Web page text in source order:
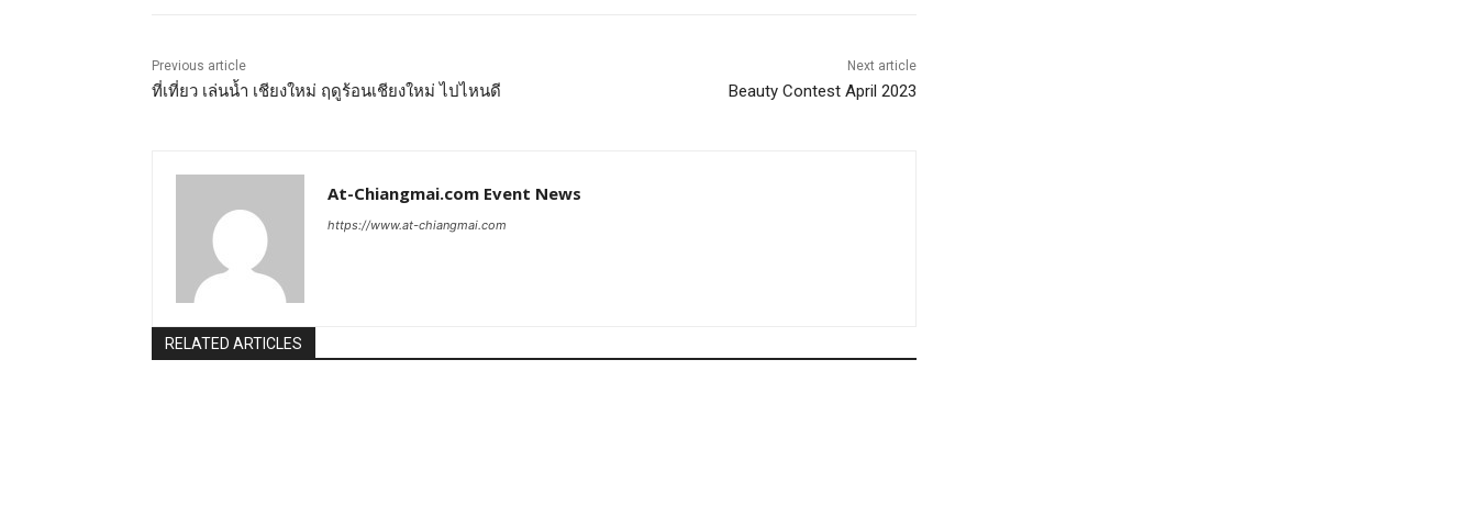
Previous article
ที่เที่ยว เล่นน้ำ เชียงใหม่ ฤดูร้อนเชียงใหม่ ไปไหนดี
Next article
Beauty Contest April 2023
At-Chiangmai.com Event News
https://www.at-chiangmai.com
RELATED ARTICLES